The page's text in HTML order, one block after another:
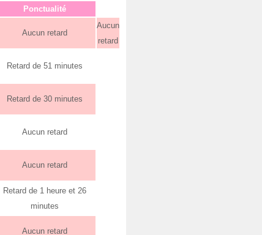
Ponctualité
Aucun retard
Aucun
retard
Retard de 51 minutes
Retard de 30 minutes
Aucun retard
Aucun retard
Retard de 1 heure et 26
minutes
Aucun retard